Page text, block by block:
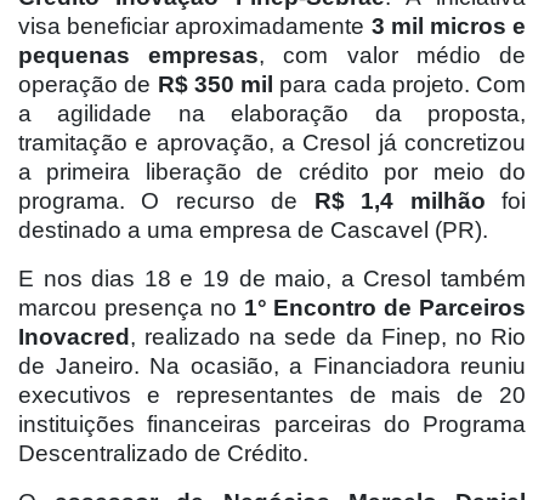
visa beneficiar aproximadamente 3 mil micros e
pequenas empresas, com valor médio de
operação de R$ 350 mil para cada projeto. Com
a agilidade na elaboração da proposta,
tramitação e aprovação, a Cresol já concretizou
a primeira liberação de crédito por meio do
programa. O recurso de R$ 1,4 milhão foi
destinado a uma empresa de Cascavel (PR).
E nos dias 18 e 19 de maio, a Cresol também
marcou presença no 1° Encontro de Parceiros
Inovacred, realizado na sede da Finep, no Rio
de Janeiro. Na ocasião, a Financiadora reuniu
executivos e representantes de mais de 20
instituições financeiras parceiras do Programa
Descentralizado de Crédito.